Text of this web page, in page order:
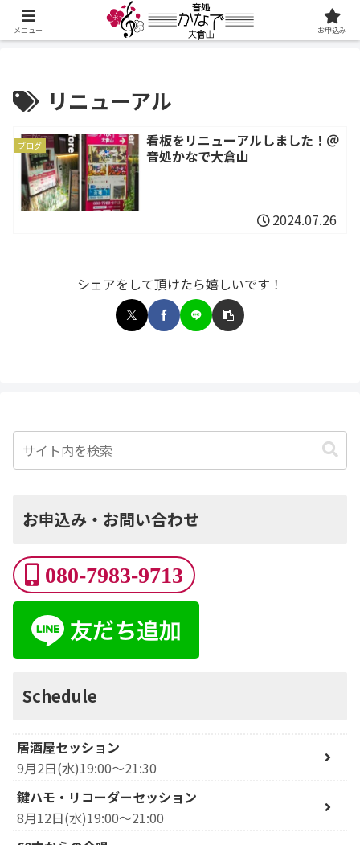
リニューアル
ブログ
看板をリニューアルしました！＠
音処かなで大倉山
2024.07.26
シェアをして頂けたら嬉しいです！
お申込み・お問い合わせ
080-7983-9713
Schedule
居酒屋セッション
9月2日(水)19:00～21:30
鍵ハモ・リコーダーセッション
8月12日(水)19:00～21:00
メニュー お申込み